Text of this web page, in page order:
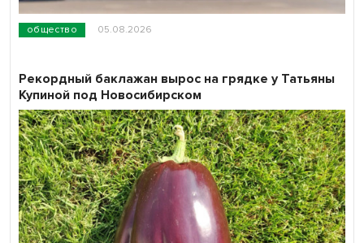
общество 05.08.2026
Рекордный баклажан вырос на грядке у Татьяны
Купиной под Новосибирском